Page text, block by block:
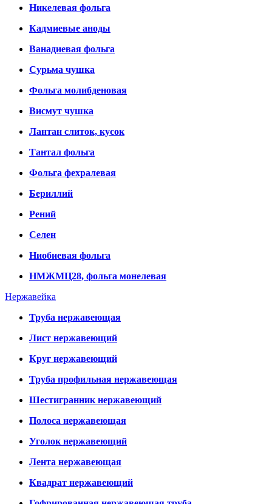
Никелевая фольга
Кадмиевые аноды
Ванадиевая фольга
Сурьма чушка
Фольга молибденовая
Висмут чушка
Лантан слиток, кусок
Тантал фольга
Фольга фехралевая
Бериллий
Рений
Селен
Ниобиевая фольга
НМЖМЦ28, фольга монелевая
Нержавейка
Труба нержавеющая
Лист нержавеющий
Круг нержавеющий
Труба профильная нержавеющая
Шестигранник нержавеющий
Полоса нержавеющая
Уголок нержавеющий
Лента нержавеющая
Квадрат нержавеющий